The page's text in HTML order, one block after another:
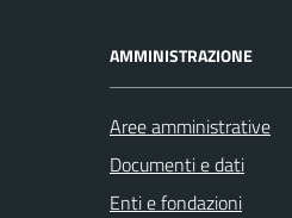
AMMINISTRAZIONE
Aree amministrative
Documenti e dati
Enti e fondazioni